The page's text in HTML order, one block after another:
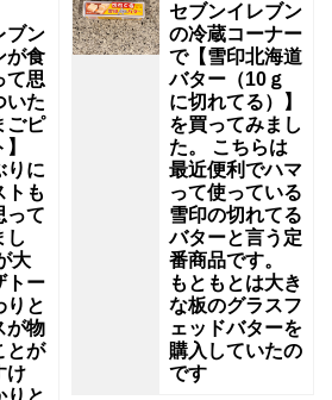
ブン
が食
て思
いた
ごピ
りに
トも
って
し
大
トー
りと
が物
とが
け
セブンイレブン
の冷蔵コーナー
で【雪印北海道
バター（10ｇ
に切れてる）】
を買ってみまし
た。 こちらは
最近便利でハマ
って使っている
雪印の切れてる
バターと言う定
番商品です。
もともとは大き
な板のグラスフ
ェッドバターを
購入していたの
です